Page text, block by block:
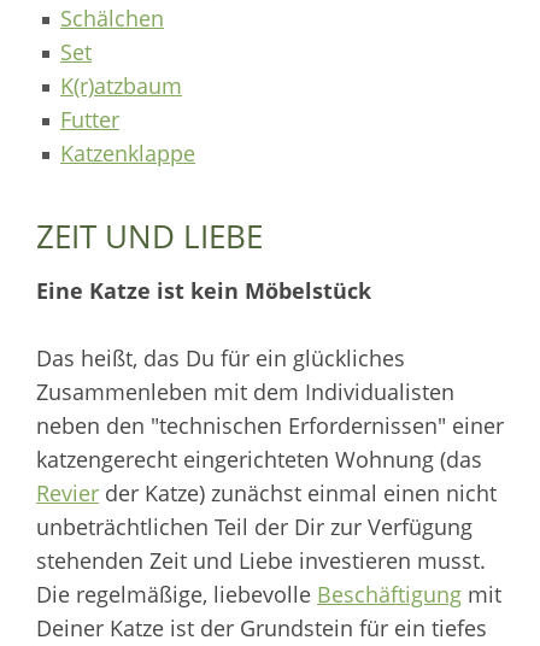
Schälchen
Set
K(r)atzbaum
Futter
Katzenklappe
ZEIT UND LIEBE
Eine Katze ist kein Möbelstück
Das heißt, das Du für ein glückliches
Zusammenleben mit dem Individualisten
neben den "technischen Erfordernissen" einer
katzengerecht eingerichteten Wohnung (das
Revier der Katze) zunächst einmal einen nicht
unbeträchtlichen Teil der Dir zur Verfügung
stehenden Zeit und Liebe investieren musst.
Die regelmäßige, liebevolle Beschäftigung mit
Deiner Katze ist der Grundstein für ein tiefes